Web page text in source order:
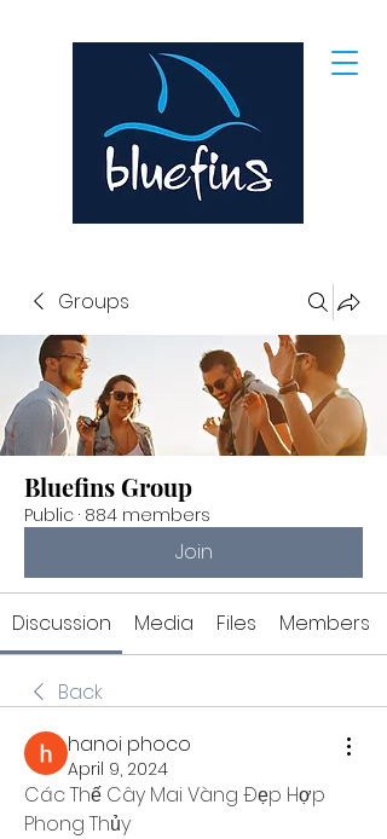
Groups
Bluefins Group
Public · 884 members
Join
Discussion Media Files Members
Back
hanoi phoco
April 9, 2024
Các Thế Cây Mai Vàng Đẹp Hợp
Phong Thủy